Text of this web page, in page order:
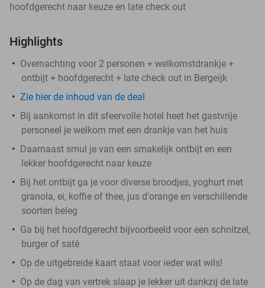
hoofdgerecht naar keuze en late check out
Highlights
Overnachting voor 2 personen + welkomstdrankje +
ontbijt + hoofdgerecht + late check out in Bergeijk
Zie hier de inhoud van de deal
Bij aankomst in dit sfeervolle hotel heet het gastvrije
personeel je welkom met een drankje van het huis
Daarnaast smul je van een smakelijk ontbijt en een
lekker hoofdgerecht naar keuze
Bij het ontbijt ga je voor diverse broodjes, yoghurt met
granola, ei, koffie of thee, jus d'orange en verschillende
soorten beleg
Ga bij het hoofdgerecht bijvoorbeeld voor een schnitzel,
burger of saté
Op de uitgebreide kaart staat voor ieder wat wils!
Op de dag van vertrek slaap je lekker uit dankzij de late